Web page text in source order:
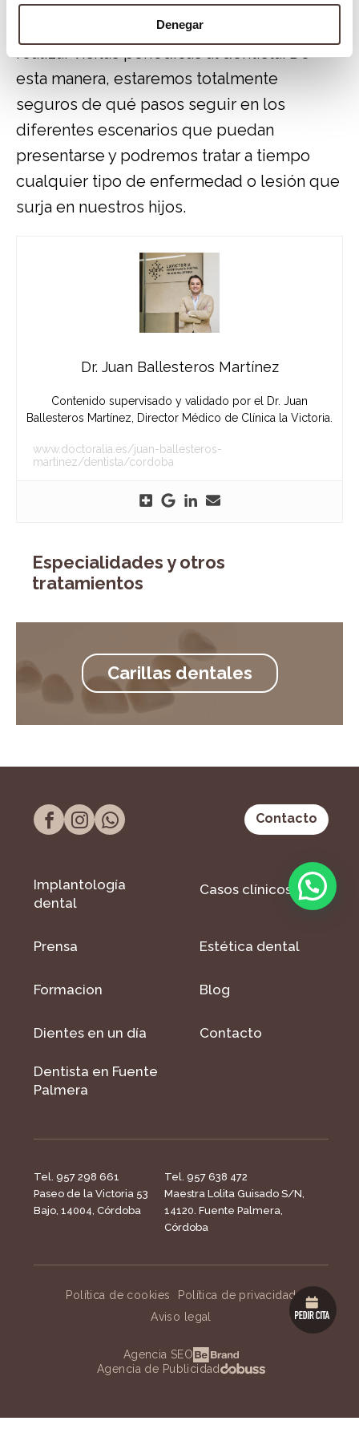
Denegar
con la cantidad de dulces que consumen y
realizar visitas periódicas al dentista. De
esta manera, estaremos totalmente
seguros de qué pasos seguir en los
diferentes escenarios que puedan
presentarse y podremos tratar a tiempo
cualquier tipo de enfermedad o lesión que
surja en nuestros hijos.
Dr. Juan Ballesteros Martínez
Contenido supervisado y validado por el Dr. Juan
Ballesteros Martínez, Director Médico de Clínica la Victoria.
www.doctoralia.es/juan-ballesteros-
martinez/dentista/cordoba
Especialidades y otros
tratamientos
Carillas dentales
Contacto
Implantología
dental
Casos clínicos
Prensa Estética dental
Formacion Blog
Dientes en un día Contacto
Dentista en Fuente
Palmera
Tel. 957 298 661
Paseo de la Victoria 53
Bajo, 14004, Córdoba
Tel. 957 638 472
Maestra Lolita Guisado S/N,
14120. Fuente Palmera,
Córdoba
Política de cookies
Política de privacidad
Aviso legal
Agencia SEO
Agencia de Publicidad